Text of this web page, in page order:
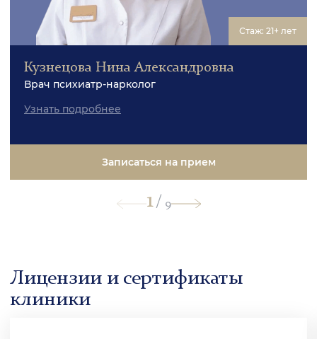
Стаж: 21+ лет
Кузнецова Нина Александровна
Врач психиатр-нарколог
Узнать подробнее
Записаться на прием
1/ 9
Лицензии и сертификаты
клиники